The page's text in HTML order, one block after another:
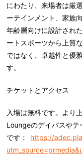
にわたり、来場者は厳
ーテインメント、家族
年齢層向けに設計され
ートスポーツから上質
ではなく、卓越性と優
す。
チケットとアクセス
入場は無料です。より
Loungeのデイパスや
です：
https://